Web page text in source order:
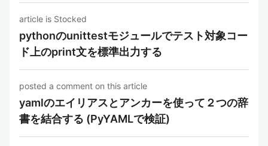
article is Stocked
pythonのunittestモジュールでテスト対象コー
ド上のprint文を標準出力する
posted a comment on this article
yamlのエイリアスとアンカーを使って２つの辞
書を結合する (PyYAMLで検証)